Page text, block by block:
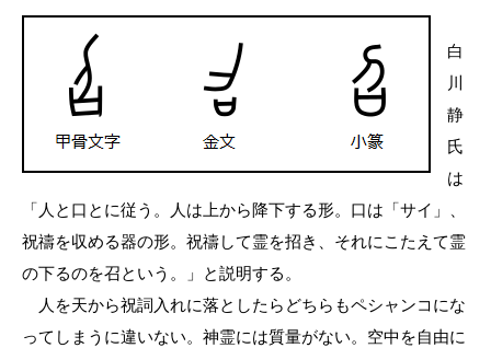
白
川
静
氏
は
「人と口とに従う。人は上から降下する形。口は「サイ」、
祝禱を収める器の形。祝禱して霊を招き、それにこたえて霊
の下るのを召という。」と説明する。
人を天から祝詞入れに落としたらどちらもペシャンコにな
ってしまうに違いない。神霊には質量がない。空中を自由に